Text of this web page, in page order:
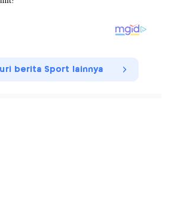
berita Sport lainnya